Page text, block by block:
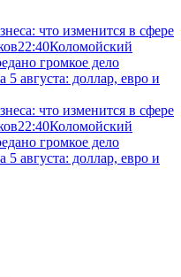
что изменится в сфере
22:40Коломойский
громкое дело
5 августа: доллар, евро и
что изменится в сфере
22:40Коломойский
громкое дело
5 августа: доллар, евро и